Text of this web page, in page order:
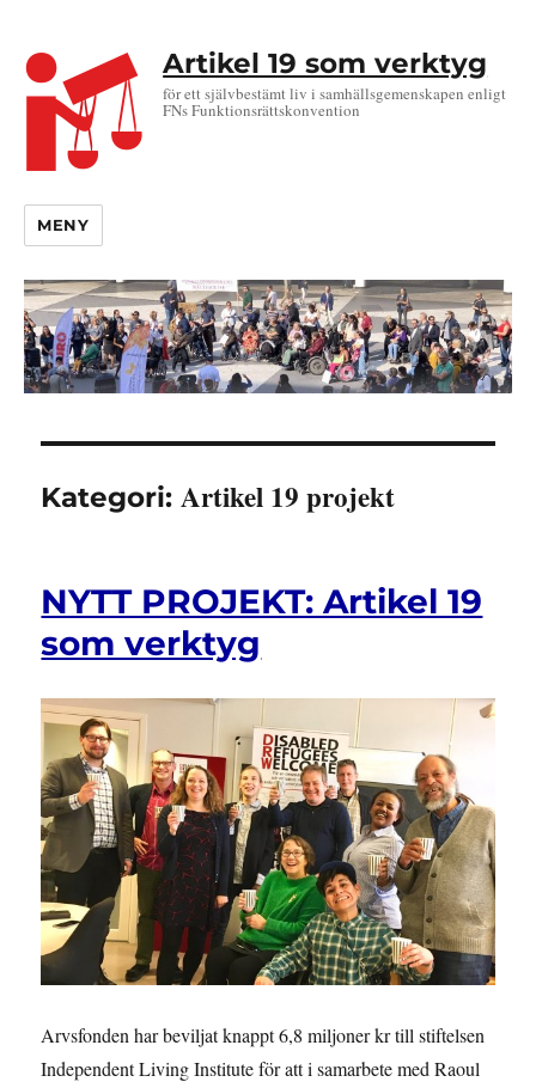
Artikel 19 som verktyg
för ett självbestämt liv i samhällsgemenskapen enligt
FNs Funktionsrättskonvention
MENY
Kategori:Artikel 19 projekt
NYTT PROJEKT: Artikel 19
som verktyg
Arvsfonden har beviljat knappt 6,8 miljoner kr till stiftelsen
Independent Living Institute för att i samarbete med Raoul